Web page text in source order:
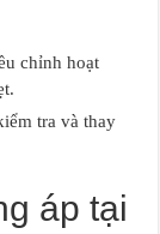
chỉnh hoạt
tra và thay
áp tại